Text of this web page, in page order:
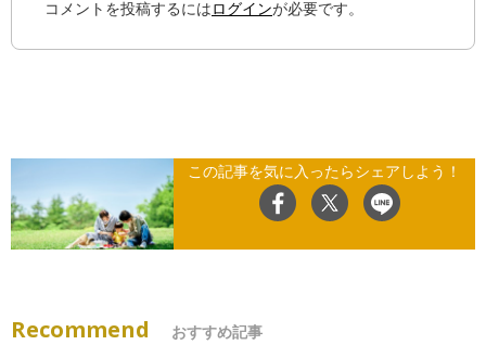
コメントを投稿するにはログインが必要です。
この記事を気に入ったらシェアしよう！
Recommend おすすめ記事